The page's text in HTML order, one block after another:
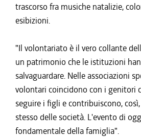
trascorso fra musiche natalizie,
esibizioni.
"Il volontariato è il vero collante
un patrimonio che le istituzioni
salvaguardare. Nelle associazioni
volontari coincidono con i genitori
seguire i figli e contribuiscono,
stesso delle società. L'evento di
fondamentale della famiglia".